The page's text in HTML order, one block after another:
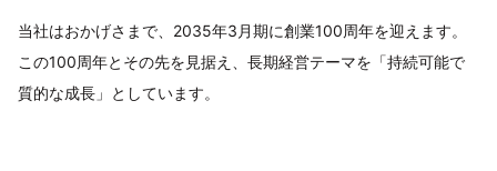
当社はおかげさまで、2035年3月期に創業100周年を迎えます。
この100周年とその先を見据え、長期経営テーマを「持続可能で
質的な成長」としています。